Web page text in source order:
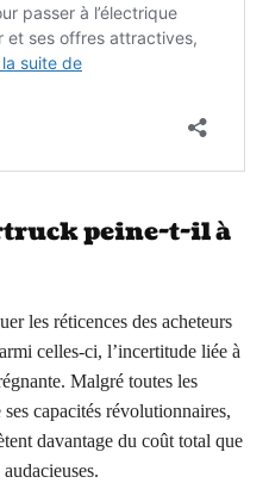
peine-t-il à
les réticences des acheteurs
celles-ci, l’incertitude liée à
Malgré toutes les
capacités révolutionnaires,
davantage du coût total que